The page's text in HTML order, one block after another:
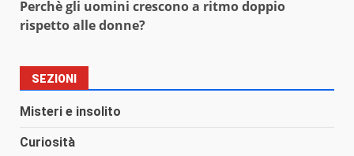
Perchè gli uomini crescono a ritmo doppio
rispetto alle donne?
SEZIONI
Misteri e insolito
Curiosità